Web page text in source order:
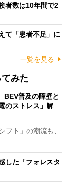
者数は10年間で2
て「患者不足」に
一覧を見る
みた
BEV普及の障壁と
のストレス」解
ト」の潮流も、
…
した「フォレスタ